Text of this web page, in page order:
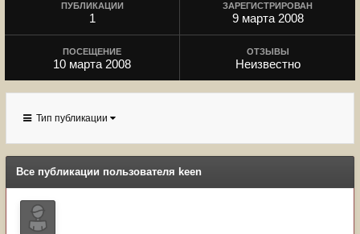
ПУБЛИКАЦИИ
1
ЗАРЕГИСТРИРОВАН
9 марта 2008
ПОСЕЩЕНИЕ
10 марта 2008
ОТЗЫВЫ
Неизвестно
Тип публикации
Все публикации пользователя keen